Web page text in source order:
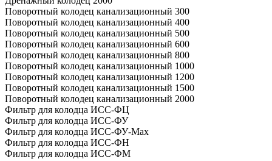
Поворотный колодец канализационный 300
Поворотный колодец канализационный 400
Поворотный колодец канализационный 500
Поворотный колодец канализационный 600
Поворотный колодец канализационный 800
Поворотный колодец канализационный 1000
Поворотный колодец канализационный 1200
Поворотный колодец канализационный 1500
Поворотный колодец канализационный 2000
Фильтр для колодца ИСС-ФЦ
Фильтр для колодца ИСС-ФУ
Фильтр для колодца ИСС-ФУ-Мах
Фильтр для колодца ИСС-ФН
Фильтр для колодца ИСС-ФМ